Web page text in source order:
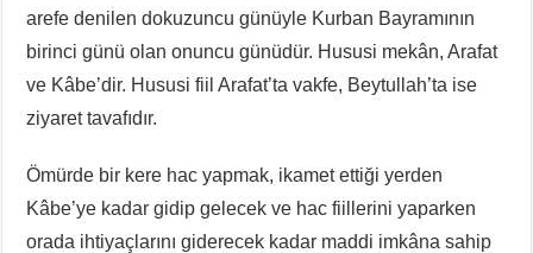
arefe denilen dokuzuncu günüyle Kurban Bayramının
birinci günü olan onuncu günüdür. Hususi mekân, Arafat
ve Kâbe’dir. Hususi fiil Arafat’ta vakfe, Beytullah’ta ise
ziyaret tavafıdır.
Ömürde bir kere hac yapmak, ikamet ettiği yerden
Kâbe’ye kadar gidip gelecek ve hac fiillerini yaparken
orada ihtiyaçlarını giderecek kadar maddi imkâna sahip